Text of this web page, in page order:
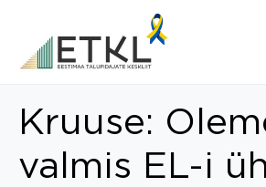
Kruuse:
valmis EL-i